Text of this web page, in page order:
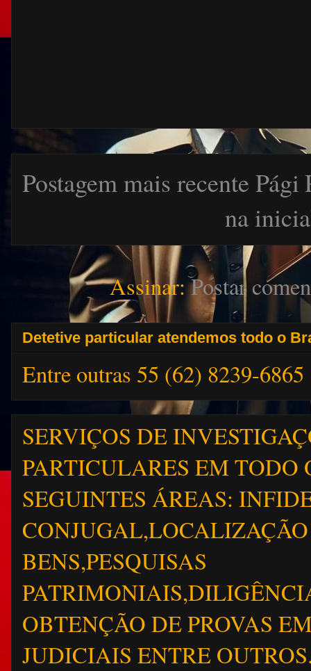
Postagem mais recente Pági
na
Assinar:Postar
Detetive particular atendemos todo o
Entre outras 55 (62) 8239-6865
SERVIÇOS DE
PARTICULARES EM TODO
SEGUINTES ÁREAS:
CONJUGAL,LOCALIZAÇÃO
BENS,PESQUISAS
OBTENÇÃO DE PROVAS
JUDICIAIS ENTRE